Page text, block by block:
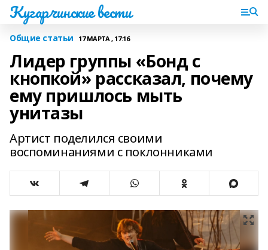
Кугарчинские вести
Общие статьи 17 МАРТА , 17:16
Лидер группы «Бонд с
кнопкой» рассказал, почему
ему пришлось мыть
унитазы
Артист поделился своими
воспоминаниями с поклонниками